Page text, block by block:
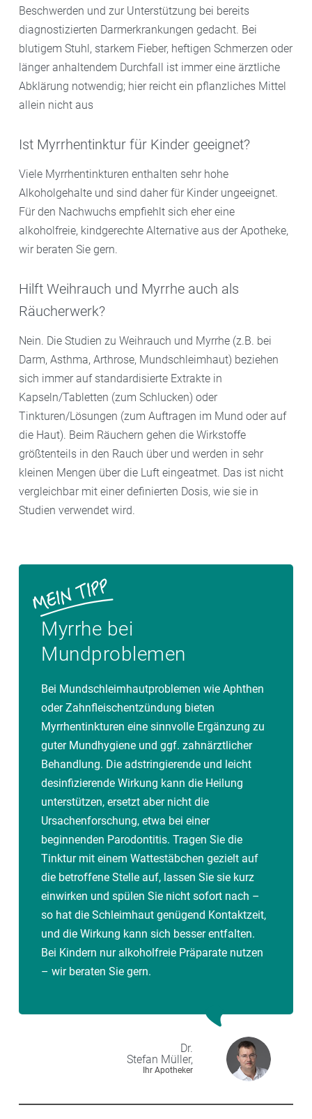
Beschwerden und zur Unterstützung bei bereits
diagnostizierten Darmerkrankungen gedacht. Bei
blutigem Stuhl, starkem Fieber, heftigen Schmerzen oder
länger anhaltendem Durchfall ist immer eine ärztliche
Abklärung notwendig; hier reicht ein pflanzliches Mittel
allein nicht aus
Ist Myrrhentinktur für Kinder geeignet?
Viele Myrrhentinkturen enthalten sehr hohe
Alkoholgehalte und sind daher für Kinder ungeeignet.
Für den Nachwuchs empfiehlt sich eher eine
alkoholfreie, kindgerechte Alternative aus der Apotheke,
wir beraten Sie gern.
Hilft Weihrauch und Myrrhe auch als
Räucherwerk?
Nein. Die Studien zu Weihrauch und Myrrhe (z.B. bei
Darm, Asthma, Arthrose, Mundschleimhaut) beziehen
sich immer auf standardisierte Extrakte in
Kapseln/Tabletten (zum Schlucken) oder
Tinkturen/Lösungen (zum Auftragen im Mund oder auf
die Haut). Beim Räuchern gehen die Wirkstoffe
größtenteils in den Rauch über und werden in sehr
kleinen Mengen über die Luft eingeatmet. Das ist nicht
vergleichbar mit einer definierten Dosis, wie sie in
Studien verwendet wird.
Myrrhe bei
Mundproblemen
Bei Mundschleimhautproblemen wie Aphthen
oder Zahnfleischentzündung bieten
Myrrhentinkturen eine sinnvolle Ergänzung zu
guter Mundhygiene und ggf. zahnärztlicher
Behandlung. Die adstringierende und leicht
desinfizierende Wirkung kann die Heilung
unterstützen, ersetzt aber nicht die
Ursachenforschung, etwa bei einer
beginnenden Parodontitis. Tragen Sie die
Tinktur mit einem Wattestäbchen gezielt auf
die betroffene Stelle auf, lassen Sie sie kurz
einwirken und spülen Sie nicht sofort nach –
so hat die Schleimhaut genügend Kontaktzeit,
und die Wirkung kann sich besser entfalten.
Bei Kindern nur alkoholfreie Präparate nutzen
– wir beraten Sie gern.
Dr.
Stefan Müller,
Ihr Apotheker